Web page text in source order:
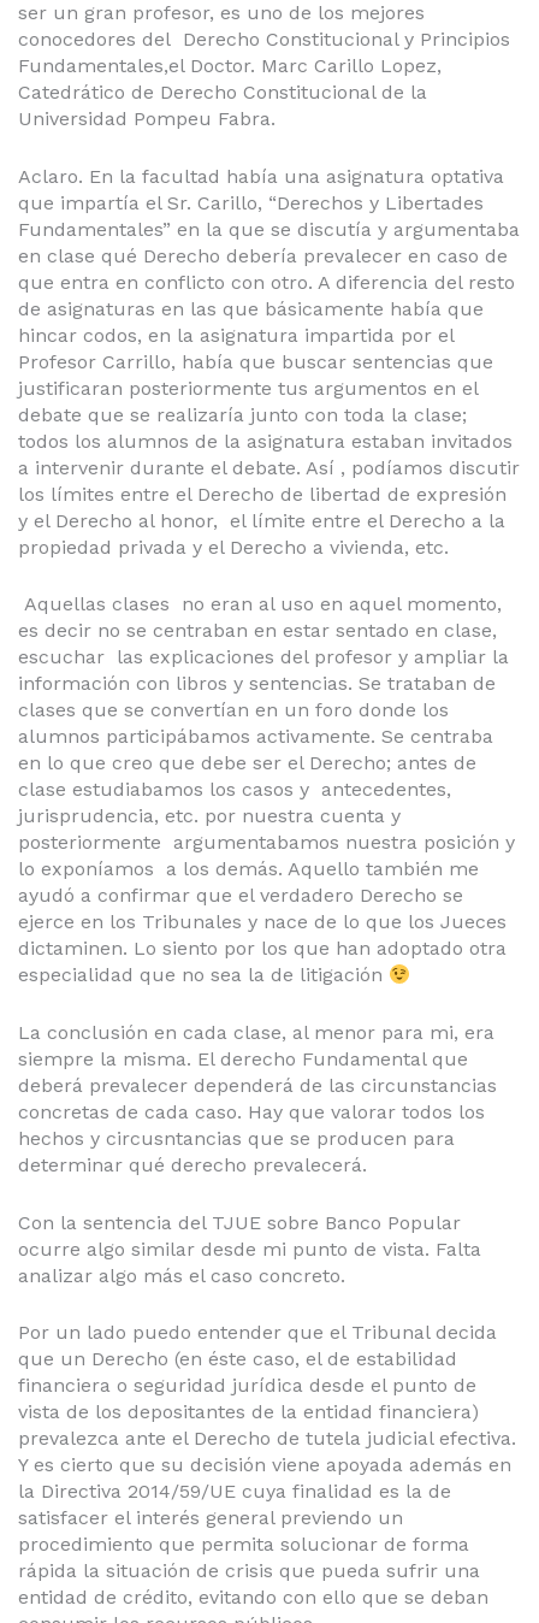
ser un gran profesor, es uno de los mejores
conocedores del Derecho Constitucional y Principios
Fundamentales,el Doctor. Marc Carillo Lopez,
Catedrático de Derecho Constitucional de la
Universidad Pompeu Fabra.
Aclaro. En la facultad había una asignatura optativa
que impartía el Sr. Carillo, “Derechos y Libertades
Fundamentales” en la que se discutía y argumentaba
en clase qué Derecho debería prevalecer en caso de
que entra en conflicto con otro. A diferencia del resto
de asignaturas en las que básicamente había que
hincar codos, en la asignatura impartida por el
Profesor Carrillo, había que buscar sentencias que
justificaran posteriormente tus argumentos en el
debate que se realizaría junto con toda la clase;
todos los alumnos de la asignatura estaban invitados
a intervenir durante el debate. Así , podíamos discutir
los límites entre el Derecho de libertad de expresión
y el Derecho al honor, el límite entre el Derecho a la
propiedad privada y el Derecho a vivienda, etc.
Aquellas clases no eran al uso en aquel momento,
es decir no se centraban en estar sentado en clase,
escuchar las explicaciones del profesor y ampliar la
información con libros y sentencias. Se trataban de
clases que se convertían en un foro donde los
alumnos participábamos activamente. Se centraba
en lo que creo que debe ser el Derecho; antes de
clase estudiabamos los casos y antecedentes,
jurisprudencia, etc. por nuestra cuenta y
posteriormente argumentabamos nuestra posición y
lo exponíamos a los demás. Aquello también me
ayudó a confirmar que el verdadero Derecho se
ejerce en los Tribunales y nace de lo que los Jueces
dictaminen. Lo siento por los que han adoptado otra
especialidad que no sea la de litigación
La conclusión en cada clase, al menor para mi, era
siempre la misma. El derecho Fundamental que
deberá prevalecer dependerá de las circunstancias
concretas de cada caso. Hay que valorar todos los
hechos y circusntancias que se producen para
determinar qué derecho prevalecerá.
Con la sentencia del TJUE sobre Banco Popular
ocurre algo similar desde mi punto de vista. Falta
analizar algo más el caso concreto.
Por un lado puedo entender que el Tribunal decida
que un Derecho (en éste caso, el de estabilidad
financiera o seguridad jurídica desde el punto de
vista de los depositantes de la entidad financiera)
prevalezca ante el Derecho de tutela judicial efectiva.
Y es cierto que su decisión viene apoyada además en
la Directiva 2014/59/UE cuya finalidad es la de
satisfacer el interés general previendo un
procedimiento que permita solucionar de forma
rápida la situación de crisis que pueda sufrir una
entidad de crédito, evitando con ello que se deban